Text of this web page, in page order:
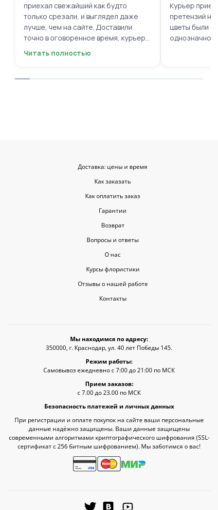
приехал свежайший как будто
только срезали, и выглядел даже
лучше, чем на сайте. Доставили
точно в оговоренное время, курьер
вежливый, ещё и открытку с тёплыми
приятными. Однозначно буду
Читать полностью
Курьер
претензий
цветы были
однозначно.
Доставка: цены и время
Как заказать
Как оплатить заказ
Гарантии
Возврат
Вопросы и ответы
О нас
Курсы флористики
Отзывы о нашей работе
Контакты
Мы находимся по адресу:
350000, г. Краснодар, ул. 40 лет Победы 145.
Режим работы:
Самовывоз ежедневно с 7:00 до 21:00 по МСК
Прием заказов:
с 7.00 до 23.00 по МСК
Безопасность платежей и личных данных
При регистрации и оплате покупок на сайте ваши персональные
данные надёжно защищены. Ваши данные защищены
современными алгоритмами криптографического шифрования (SSL-
сертификат c 256 битным шифрованием). Мы заботимся о вас!